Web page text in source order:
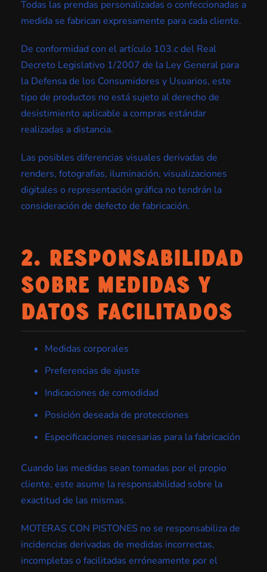
Todas las prendas personalizadas o confeccionadas a
medida se fabrican expresamente para cada cliente.
De conformidad con el artículo 103.c del Real
Decreto Legislativo 1/2007 de la Ley General para
la Defensa de los Consumidores y Usuarios, este
tipo de productos no está sujeto al derecho de
desistimiento aplicable a compras estándar
realizadas a distancia.
Las posibles diferencias visuales derivadas de
renders, fotografías, iluminación, visualizaciones
digitales o representación gráfica no tendrán la
consideración de defecto de fabricación.
2. RESPONSABILIDAD
SOBRE MEDIDAS Y
DATOS FACILITADOS
Medidas corporales
Preferencias de ajuste
Indicaciones de comodidad
Posición deseada de protecciones
Especificaciones necesarias para la fabricación
Cuando las medidas sean tomadas por el propio
cliente, este asume la responsabilidad sobre la
exactitud de las mismas.
MOTERAS CON PISTONES no se responsabiliza de
incidencias derivadas de medidas incorrectas,
incompletas o facilitadas erróneamente por el